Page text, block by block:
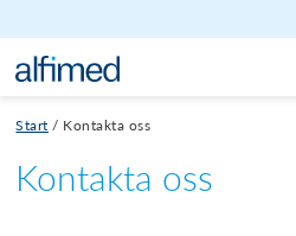
Hoppa till innehåll
Start / Kontakta oss
Kontakta oss